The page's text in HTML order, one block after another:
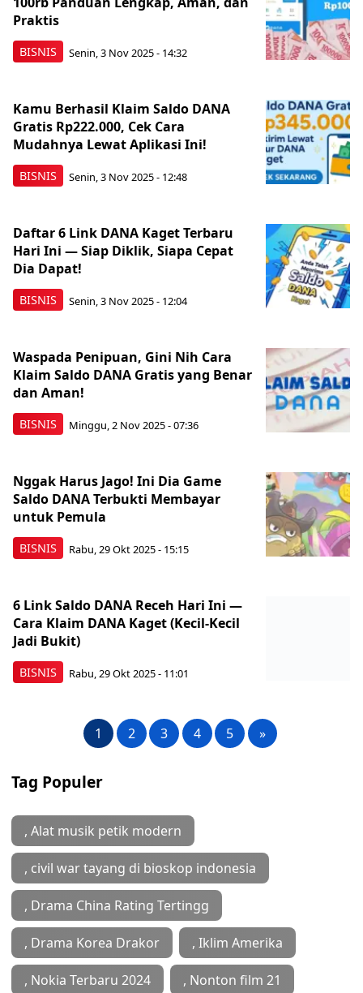
BISNIS
Praktis
Senin, 3 Nov 2025 - 14:32
BISNIS
Kamu Berhasil Klaim Saldo DANA
Gratis Rp222.000, Cek Cara
Mudahnya Lewat Aplikasi Ini!
Senin, 3 Nov 2025 - 12:48
BISNIS
Daftar 6 Link DANA Kaget Terbaru
Hari Ini — Siap Diklik, Siapa Cepat
Dia Dapat!
Senin, 3 Nov 2025 - 12:04
BISNIS
Waspada Penipuan, Gini Nih Cara
Klaim Saldo DANA Gratis yang Benar
dan Aman!
Minggu, 2 Nov 2025 - 07:36
BISNIS
Nggak Harus Jago! Ini Dia Game
Saldo DANA Terbukti Membayar
untuk Pemula
Rabu, 29 Okt 2025 - 15:15
BISNIS
6 Link Saldo DANA Receh Hari Ini —
Cara Klaim DANA Kaget (Kecil-Kecil
Jadi Bukit)
Rabu, 29 Okt 2025 - 11:01
1 2 3 4 5 »
Tag Populer
, Alat musik petik modern
, civil war tayang di bioskop indonesia
, Drama China Rating Tertingg
, Drama Korea Drakor , Iklim Amerika
, Nokia Terbaru 2024 , Nonton film 21